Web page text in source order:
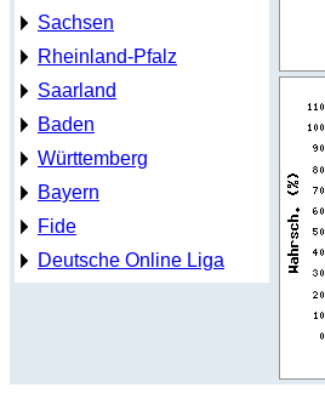
Sachsen
Rheinland-Pfalz
Saarland
Baden
Württemberg
Bayern
Fide
Deutsche Online Liga